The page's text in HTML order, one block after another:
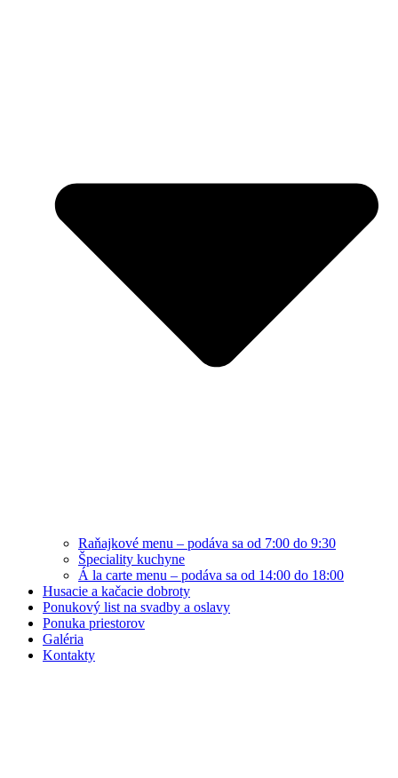
Raňajkové menu – podáva sa od 7:00 do 9:30
Špeciality kuchyne
Á la carte menu – podáva sa od 14:00 do 18:00
Husacie a kačacie dobroty
Ponukový list na svadby a oslavy
Ponuka priestorov
Galéria
Kontakty